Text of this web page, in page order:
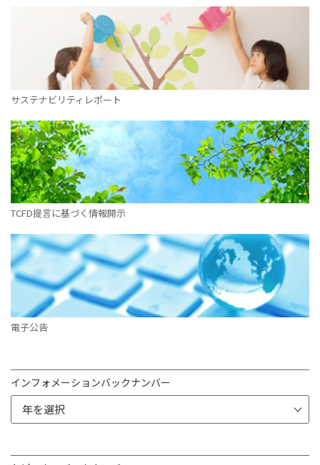
サステナビリティレポート
TCFD提言に基づく情報開示
電子公告
インフォメーションバックナンバー